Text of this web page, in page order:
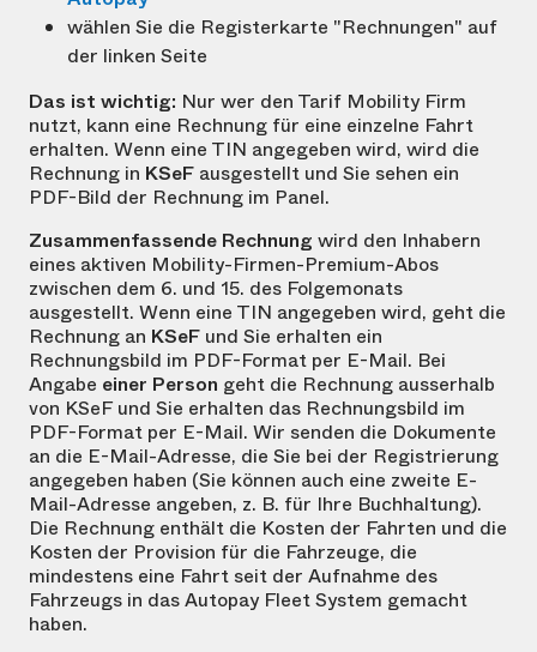
wählen Sie die Registerkarte "Rechnungen" auf
der linken Seite
Das ist wichtig: Nur wer den Tarif Mobility Firm
nutzt, kann eine Rechnung für eine einzelne Fahrt
erhalten. Wenn eine TIN angegeben wird, wird die
Rechnung in KSeF ausgestellt und Sie sehen ein
PDF-Bild der Rechnung im Panel.
Zusammenfassende Rechnung wird den Inhabern
eines aktiven Mobility-Firmen-Premium-Abos
zwischen dem 6. und 15. des Folgemonats
ausgestellt. Wenn eine TIN angegeben wird, geht die
Rechnung an KSeF und Sie erhalten ein
Rechnungsbild im PDF-Format per E-Mail. Bei
Angabe einer Person geht die Rechnung ausserhalb
von KSeF und Sie erhalten das Rechnungsbild im
PDF-Format per E-Mail. Wir senden die Dokumente
an die E-Mail-Adresse, die Sie bei der Registrierung
angegeben haben (Sie können auch eine zweite E-
Mail-Adresse angeben, z. B. für Ihre Buchhaltung).
Die Rechnung enthält die Kosten der Fahrten und die
Kosten der Provision für die Fahrzeuge, die
mindestens eine Fahrt seit der Aufnahme des
Fahrzeugs in das Autopay Fleet System gemacht
haben.